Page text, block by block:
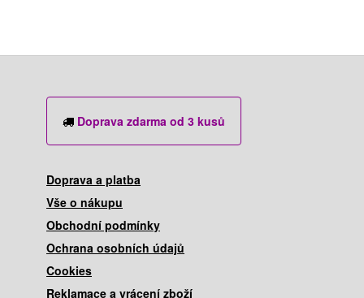
Doprava zdarma od 3 kusů
Doprava a platba
Vše o nákupu
Obchodní podmínky
Ochrana osobních údajů
Cookies
Reklamace a vrácení zboží